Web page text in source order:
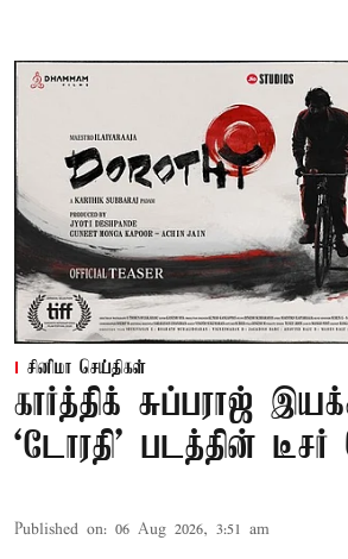
சினிமா செய்திகள்
கார்த்திக் சுப்பராஜ்
`டோரதி' படத்தின் டீசர்
Published on: 06 Aug 2026, 3:51 am